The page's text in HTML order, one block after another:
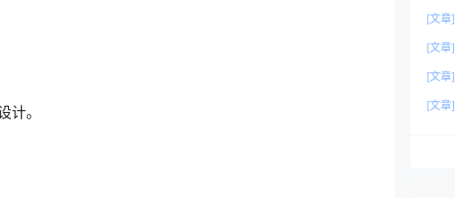
。
[文章]
[文章]
[文章]
[文章]